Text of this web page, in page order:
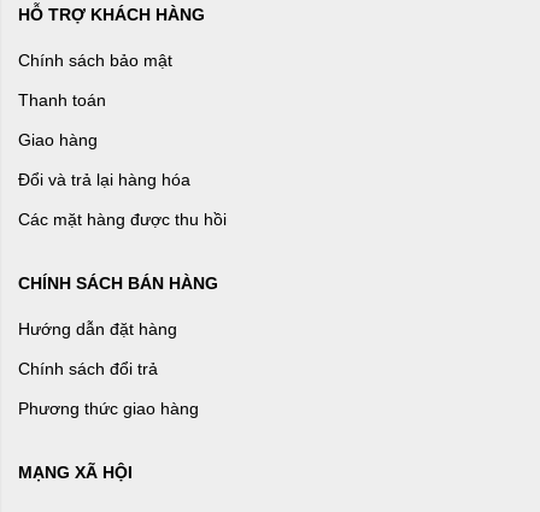
HỖ TRỢ KHÁCH HÀNG
Chính sách bảo mật
Thanh toán
Giao hàng
Đổi và trả lại hàng hóa
Các mặt hàng được thu hồi
CHÍNH SÁCH BÁN HÀNG
Hướng dẫn đặt hàng
Chính sách đổi trả
Phương thức giao hàng
MẠNG XÃ HỘI